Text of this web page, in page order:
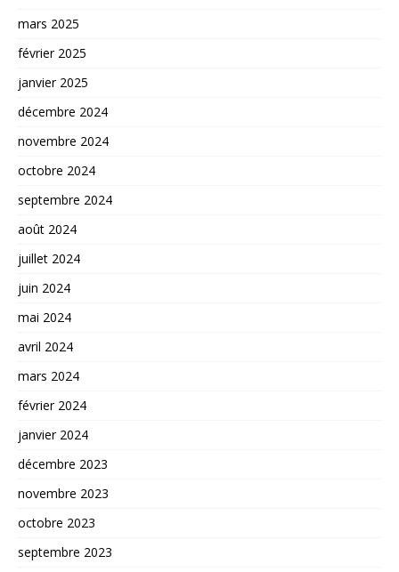
mars 2025
février 2025
janvier 2025
décembre 2024
novembre 2024
octobre 2024
septembre 2024
août 2024
juillet 2024
juin 2024
mai 2024
avril 2024
mars 2024
février 2024
janvier 2024
décembre 2023
novembre 2023
octobre 2023
septembre 2023